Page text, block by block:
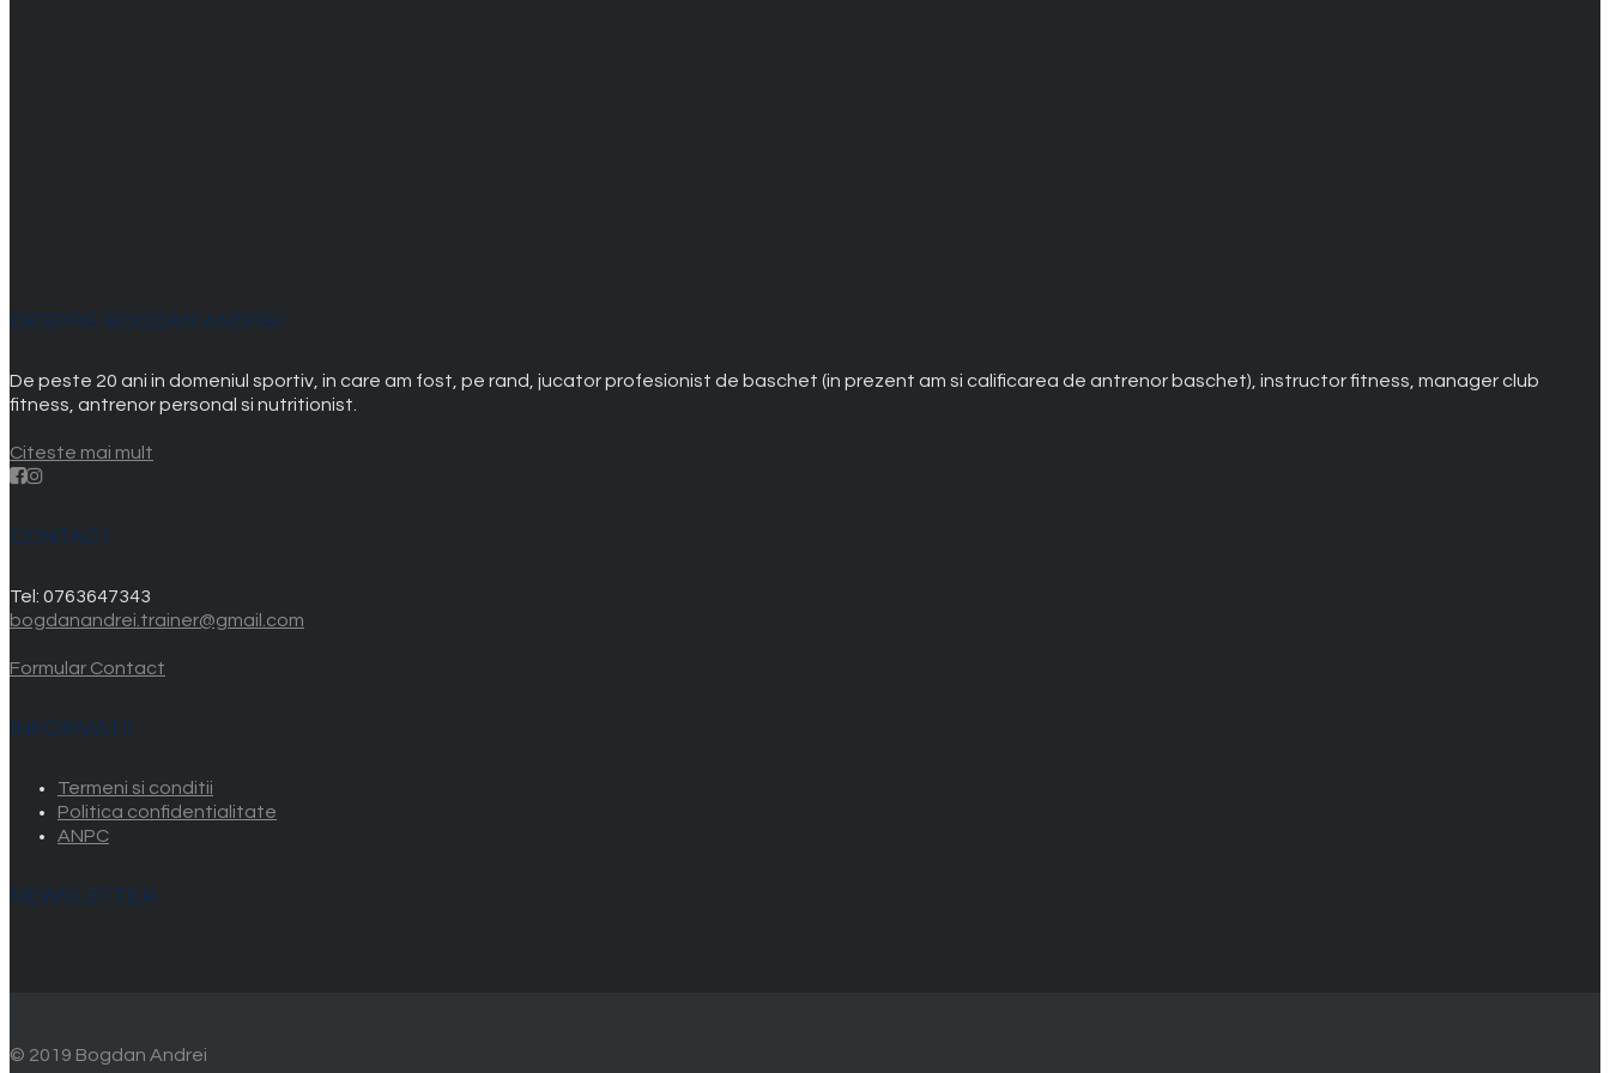
DESPRE BOGDAN ANDREI
De peste 20 ani in domeniul sportiv, in care am fost, pe rand, jucator profesionist de baschet (in prezent am si calificarea de antrenor baschet), instructor fitness, manager club
fitness, antrenor personal si nutritionist.
Citeste mai mult
CONTACT
Tel: 0763647343
bogdanandrei.trainer@gmail.com
Formular Contact
INFORMATII
Termeni si conditii
Politica confidentialitate
ANPC
NEWSLETTER
© 2019 Bogdan Andrei